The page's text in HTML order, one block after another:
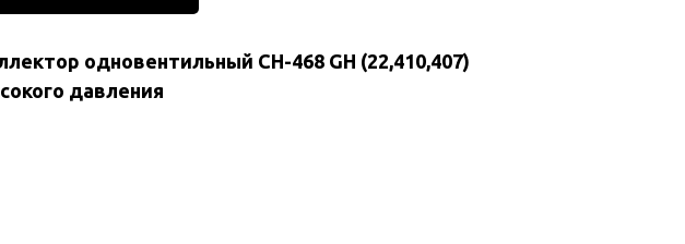
одновентильный CH-468 GH (22,410,407)
давления